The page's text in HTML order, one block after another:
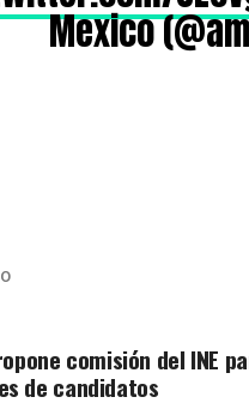
Mexico
comisión del INE
de candidatos